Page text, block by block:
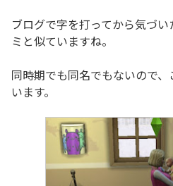
ブログで字を打ってから気づ
ミと似ていますね。
同時期でも同名でもないので
います。